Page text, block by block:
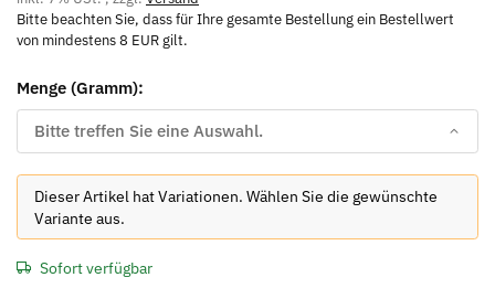
Bitte beachten Sie, dass für Ihre gesamte Bestellung ein Bestellwert
von mindestens 8 EUR gilt.
Menge (Gramm):
Bitte treffen Sie eine Auswahl.
x
Dieser Artikel hat Variationen. Wählen Sie die gewünschte
Variante aus.
Sofort verfügbar